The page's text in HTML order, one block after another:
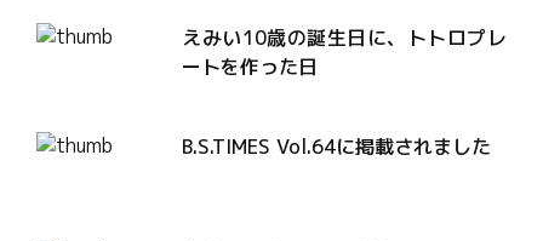
えみい10歳の誕生日に、トトロプレ
ートを作った日
B.S.TIMES Vol.64に掲載されました